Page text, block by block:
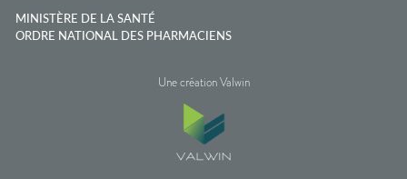
MINISTÈRE DE LA SANTÉ
ORDRE NATIONAL DES PHARMACIENS
Une création Valwin